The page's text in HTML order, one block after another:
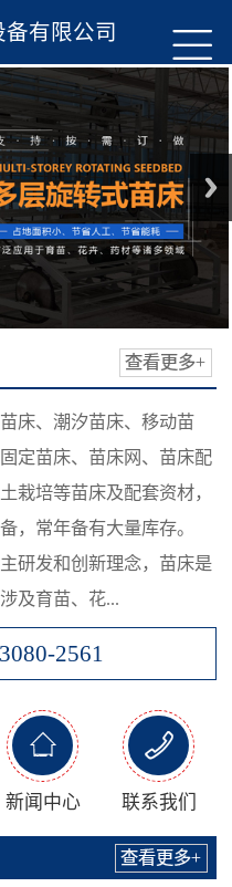

有限公司
查看更多+
床、潮汐苗床、移动苗
定苗床、苗床网、苗床配
栽培等苗床及配套资材，
，常年备有大量库存。
研发和创新理念，苗床是
及育苗、花...
2561

新闻中心

联系我们
查看更多+